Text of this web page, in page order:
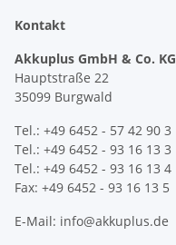
Kontakt
Akkuplus GmbH & Co. KG
Hauptstraße 22
35099 Burgwald
Tel.: +49 6452 - 57 42 90 3
Tel.: +49 6452 - 93 16 13 3
Tel.: +49 6452 - 93 16 13 4
Fax: +49 6452 - 93 16 13 5
E-Mail: info@akkuplus.de